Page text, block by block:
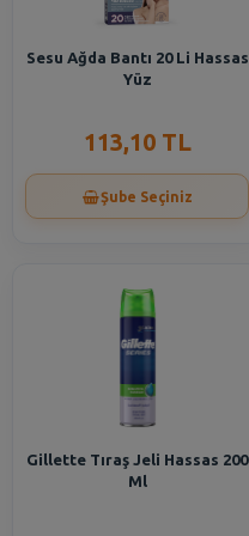
Sesu Ağda Bantı 20 Li Hassas
Yüz
113,10 TL
Şube Seçiniz
Gillette Tıraş Jeli Hassas 200
Ml